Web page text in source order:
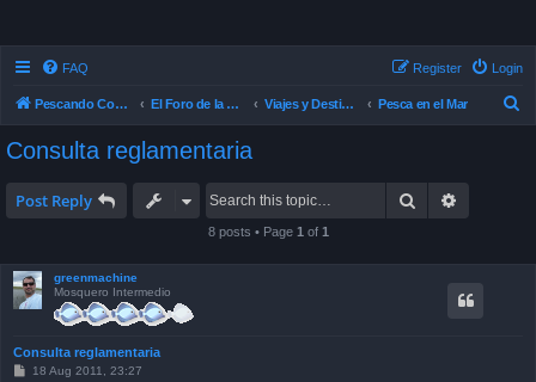
FAQ Login
Register
Pescando Con Mosca El Foro de la Pesca con Mosca en Chile Viajes y Destinos de Pesca Pesca en el Mar
Consulta reglamentaria
Post Reply Search
8 posts • Page 1 of 1
greenmachine
Mosquero Intermedio
Consulta reglamentaria
P18 Aug 2011, 23:27